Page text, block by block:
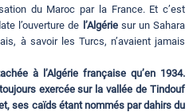
du Maroc par la France. Et c’est
l’ouverture de l’Algériesur un Sahara
à savoir les Turcs, n’avaient jamais
à l’Algérie française qu’en 1934.
exercée sur la vallée de Tindouf
ses caïds étant nommés par dahirs du